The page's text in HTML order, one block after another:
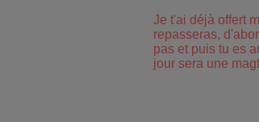
Je t'ai déjà offert
repasseras,
pas et puis tu es
jour sera une